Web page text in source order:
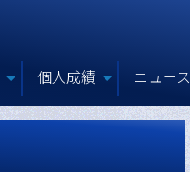
個人成績 ニュース